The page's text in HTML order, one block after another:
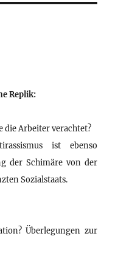
Replik:
die Arbeiter verachtet?
ist ebenso
der Schimäre von der
Sozialstaats.
Überlegungen zur